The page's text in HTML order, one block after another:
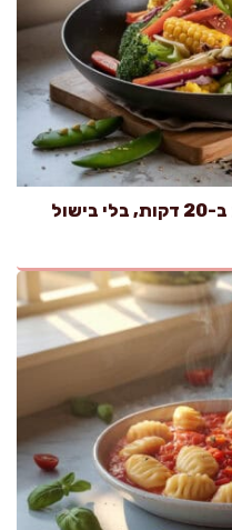
קט ירקות קפואים מוקפץ משגע ב-20 דקות, בלי בישול